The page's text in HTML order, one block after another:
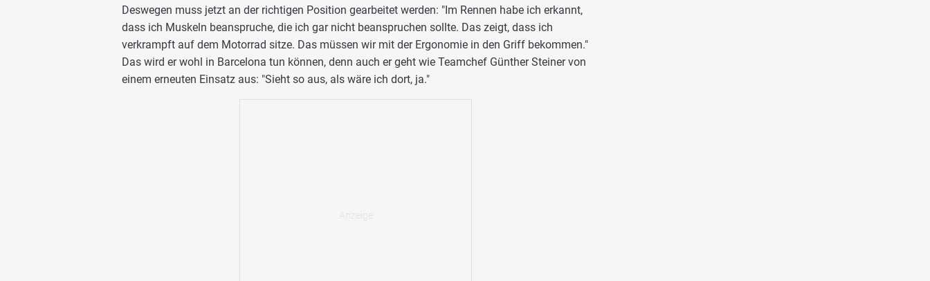
Deswegen muss jetzt an der richtigen Position gearbeitet werden: "Im Rennen habe ich erkannt,
dass ich Muskeln beanspruche, die ich gar nicht beanspruchen sollte. Das zeigt, dass ich
verkrampft auf dem Motorrad sitze. Das müssen wir mit der Ergonomie in den Griff bekommen."
Das wird er wohl in Barcelona tun können, denn auch er geht wie Teamchef Günther Steiner von
einem erneuten Einsatz aus: "Sieht so aus, als wäre ich dort, ja."